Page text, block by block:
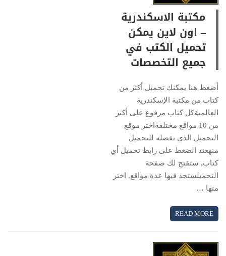
مكتبة الاسكندرية
– اون لاين يمكن
تحميل الكتب في
جميع التخصصات
أضغط هنا يمكنك تحميل أكثر من
كتاب من مكتبة الإسكندرية
العالميةكل كتاب مرفوع على أكثر
من 10 مواقع مختلفةاختر موقع
التحميل الذي تفضله للتحميل
منهعند الضغط على رابط تحميل أي
كتاب, ستفتح لك صفحة
التحميلستجد فيها عدة مواقع, اختر
منها …
READ MORE